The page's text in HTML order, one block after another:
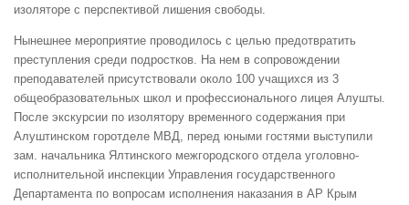
изоляторе с перспективой лишения свободы.
Нынешнее мероприятие проводилось с целью предотвратить
преступления среди подростков. На нем в сопровождении
преподавателей присутствовали около 100 учащихся из 3
общеобразовательных школ и профессионального лицея Алушты.
После экскурсии по изолятору временного содержания при
Алуштинском горотделе МВД, перед юными гостями выступили
зам. начальника Ялтинского межгородского отдела уголовно-
исполнительной инспекции Управления государственного
Департамента по вопросам исполнения наказания в АР Крым